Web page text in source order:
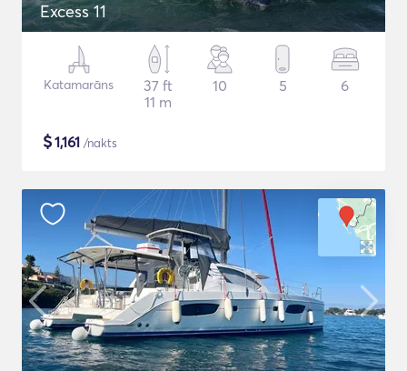
Excess 11
Katamarāns
37 ft
11 m
10 5 6
$1,161 /nakts